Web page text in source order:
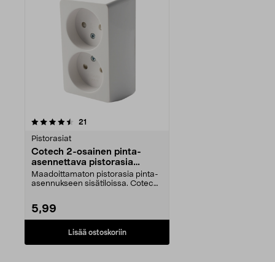
21
Pistorasiat
Cotech 2-osainen pinta-
asennettava pistorasia
maadoittamaton
Maadoittamaton pistorasia pinta-
asennukseen sisätiloissa. Cotech
5,99
Lisää ostoskoriin